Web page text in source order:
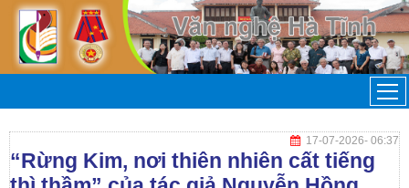
17-07-2026- 06:37
“Rừng Kim, nơi thiên nhiên cất tiếng